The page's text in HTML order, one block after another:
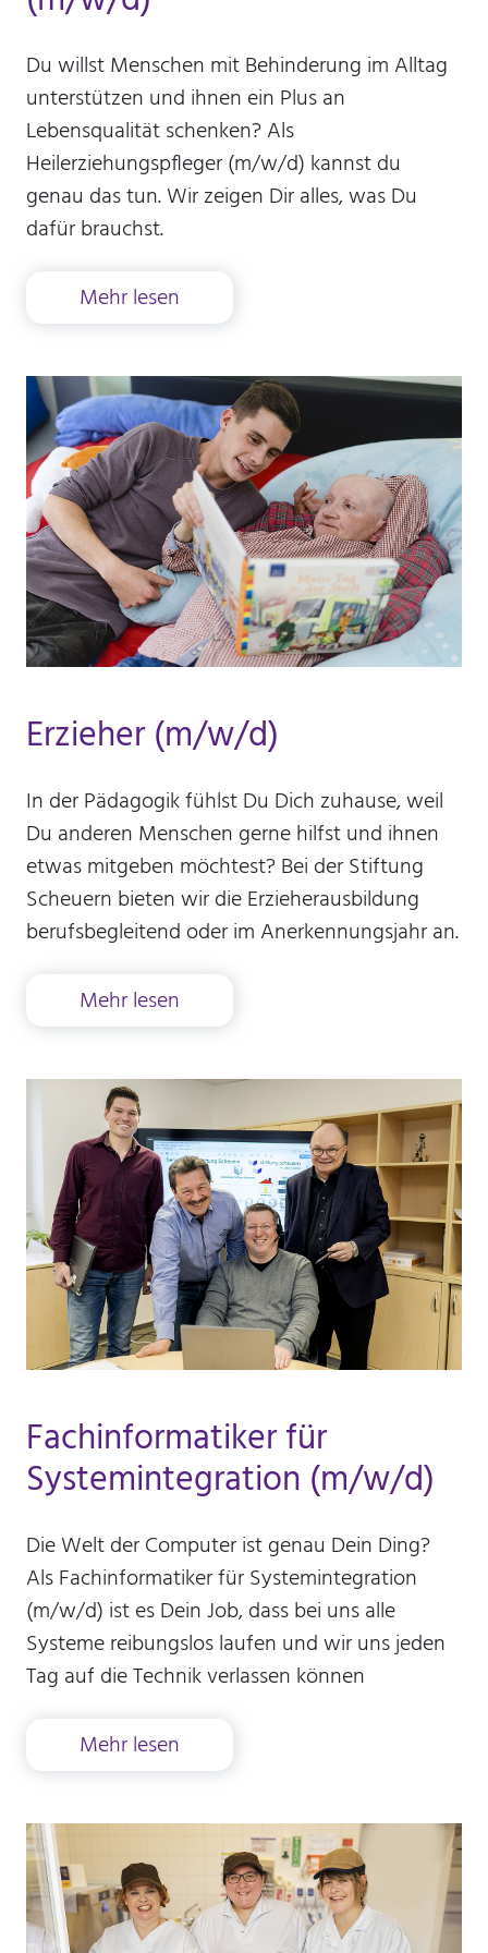
Du willst Menschen mit Behinderung im Alltag
unterstützen und ihnen ein Plus an
Lebensqualität schenken? Als
Heilerziehungspfleger (m/w/d) kannst du
genau das tun. Wir zeigen Dir alles, was Du
dafür brauchst.
Mehr lesen
Erzieher (m/w/d)
In der Pädagogik fühlst Du Dich zuhause, weil
Du anderen Menschen gerne hilfst und ihnen
etwas mitgeben möchtest? Bei der Stiftung
Scheuern bieten wir die Erzieherausbildung
berufsbegleitend oder im Anerkennungsjahr an.
Mehr lesen
Fachinformatiker für
Systemintegration (m/w/d)
Die Welt der Computer ist genau Dein Ding?
Als Fachinformatiker für Systemintegration
(m/w/d) ist es Dein Job, dass bei uns alle
Systeme reibungslos laufen und wir uns jeden
Tag auf die Technik verlassen können
Mehr lesen
nutzen wir die Software matomo. Daten werden
nicht an Dritte weitergegeben.
_pk_id
Anbieter:
Stiftung Scheuern
Seitenstatistik
Cookie Laufzeit:
_pk_ref
Name:
Seitenstatistik
Anbieter:
Stiftung Scheuern
Zweck:
Seitenstatistik
Cookie Laufzeit:
_pk_ses, _pk_cvar, _pk_hsr
_pk_ses, _pk_cvar, _pk_hsr
Stiftung Scheuern
Seitenstatistik
30 Minuten